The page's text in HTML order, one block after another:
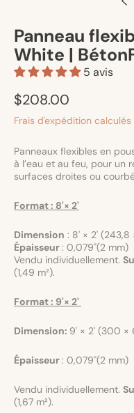
Panneau
White |
5 avis
Prix
habituel
$208.00
Frais d'expédition calculés
Panneaux flexibles en
à l’eau et au feu, pour un
surfaces droites ou
Format : 8'× 2'
Dimension : 8' × 2' (243,8
Épaisseur: 0,079"(2 mm)
Vendu individuellement.
(1,49 m²).
Format : 9'× 2'
Dimension: 9' × 2' (300 ×
Épaisseur: 0,079"(2 mm)
Vendu individuellement.
(1,67 m²).